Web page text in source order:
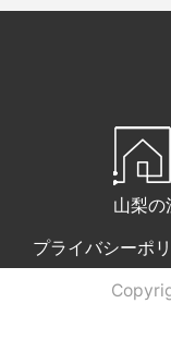
山梨の
プライバシーポ